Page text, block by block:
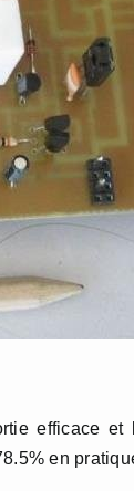
efficace et
en